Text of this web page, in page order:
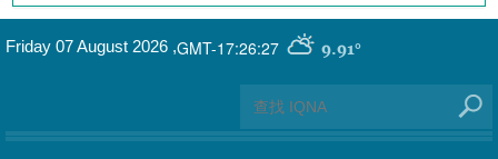
GMT-17:26:27 9.91°
Friday 07 August 2026 ,